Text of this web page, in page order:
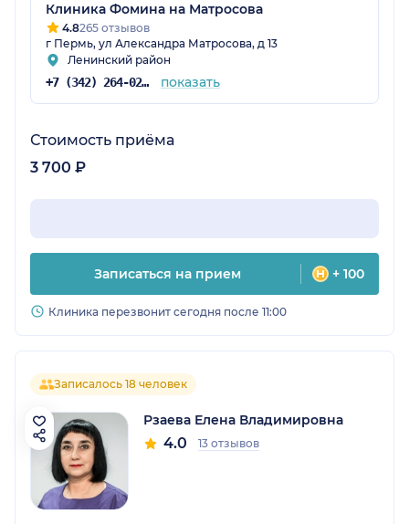
Клиника Фомина на Матросова
4.8265 отзывов
г Пермь, ул Александра Матросова, д 13
Ленинский район
+7 (342) 264-02-90 показать
Стоимость приёма
3 700 ₽
Записаться на прием + 100
Клиника перезвонит сегодня после 11:00
Записалось 18 человек
Рзаева Елена Владимировна
4.0 13 отзывов